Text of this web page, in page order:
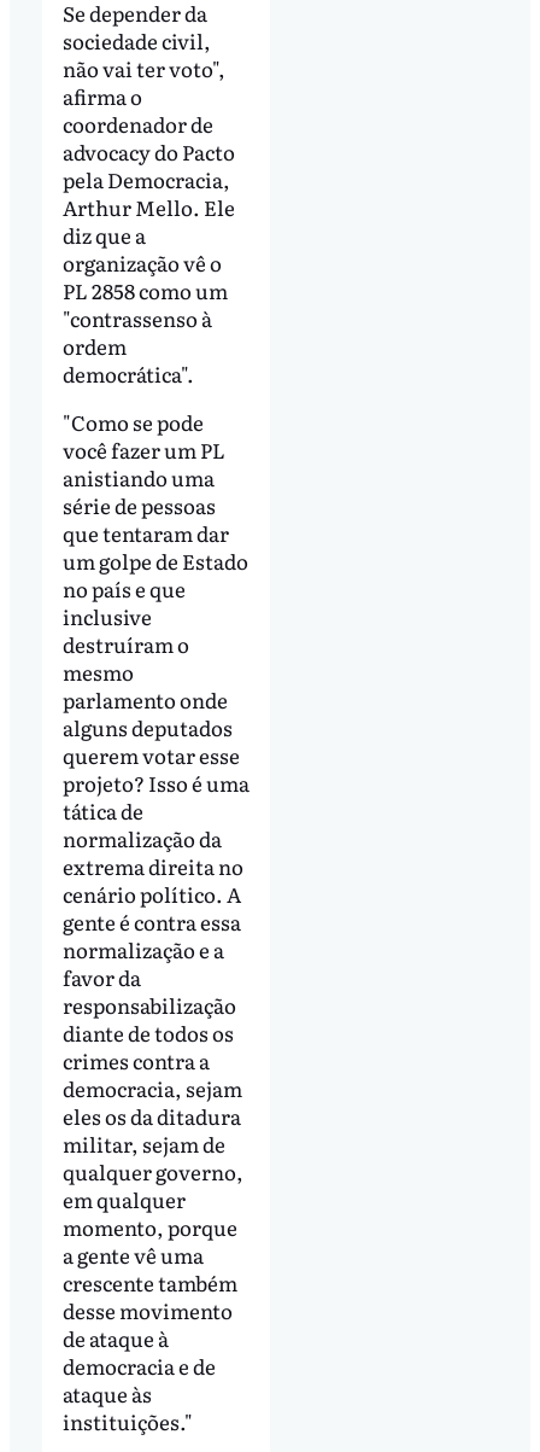
Se depender da
sociedade civil,
não vai ter voto",
afirma o
coordenador de
advocacy do Pacto
pela Democracia,
Arthur Mello. Ele
diz que a
organização vê o
PL 2858 como um
"contrassenso à
ordem
democrática".
"Como se pode
você fazer um PL
anistiando uma
série de pessoas
que tentaram dar
um golpe de Estado
no país e que
inclusive
destruíram o
mesmo
parlamento onde
alguns deputados
querem votar esse
projeto? Isso é uma
tática de
normalização da
extrema direita no
cenário político. A
gente é contra essa
normalização e a
favor da
responsabilização
diante de todos os
crimes contra a
democracia, sejam
eles os da ditadura
militar, sejam de
qualquer governo,
em qualquer
momento, porque
a gente vê uma
crescente também
desse movimento
de ataque à
democracia e de
ataque às
instituições."